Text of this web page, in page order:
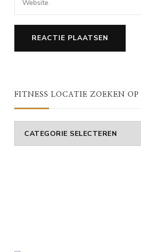
FITNESS LOCATIE ZOEKEN OP
Fitness
Locatie